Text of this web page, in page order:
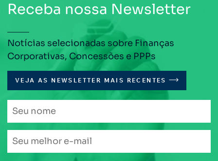
Receba nossa Newsletter
Notícias selecionadas sobre Finanças
Corporativas, Concessões e PPPs
VEJA AS NEWSLETTER MAIS RECENTES